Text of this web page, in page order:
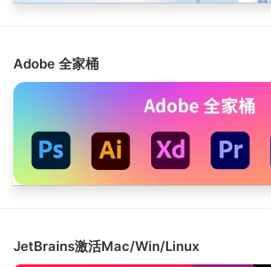
Adobe 全家桶
JetBrains激活Mac/Win/Linux